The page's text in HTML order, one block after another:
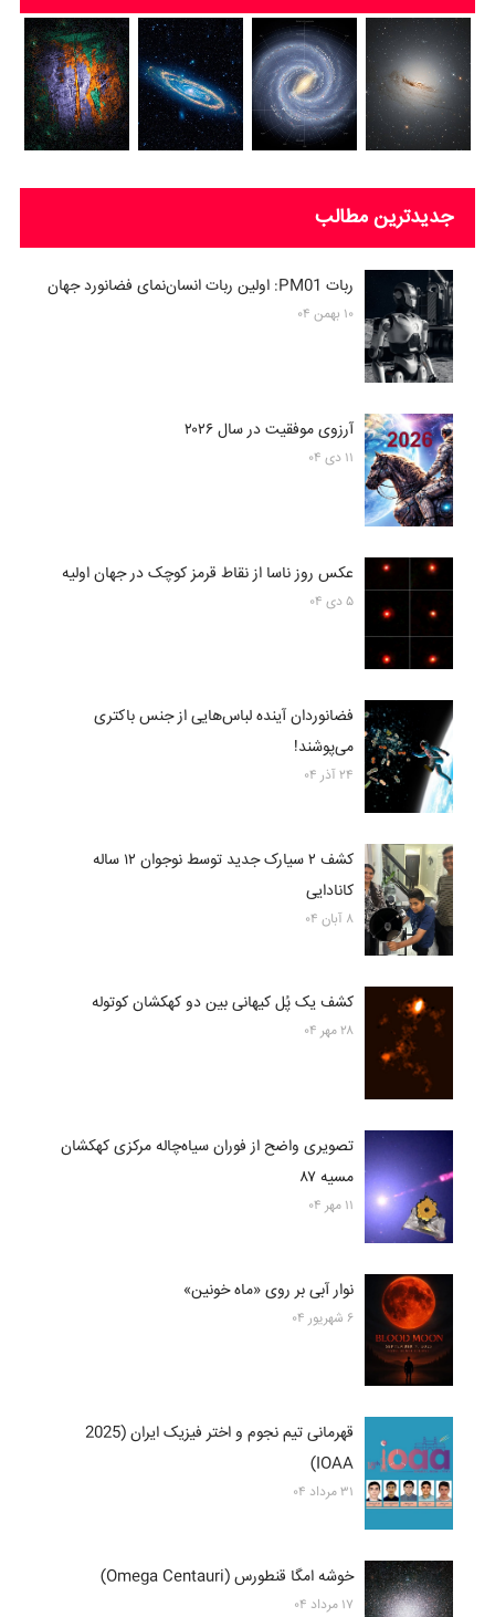
جدیدترین مطالب
ربات PM01: اولین ربات انسان‌نمای فضانورد جهان
۱۰ بهمن ۰۴
آرزوی موفقیت در سال ۲۰۲۶
۱۱ دی ۰۴
عکس روز ناسا از نقاط قرمز کوچک در جهان اولیه
۵ دی ۰۴
فضانوردان آینده لباس‌هایی از جنس باکتری
می‌پوشند!
۲۴ آذر ۰۴
کشف ۲ سیارک جدید توسط نوجوان ۱۲ ساله
کانادایی
۸ آبان ۰۴
کشف یک پُل کیهانی بین دو کهکشان کوتوله
۲۸ مهر ۰۴
تصویری واضح از فوران سیاه‌چاله مرکزی کهکشان
مسیه ۸۷
۱۱ مهر ۰۴
نوار آبی بر روی «ماه خونین»
۶ شهریور ۰۴
قهرمانی تیم نجوم و اختر فیزیک ایران (2025
IOAA)
۳۱ مرداد ۰۴
خوشه امگا قنطورس (Omega Centauri)
۱۷ مرداد ۰۴